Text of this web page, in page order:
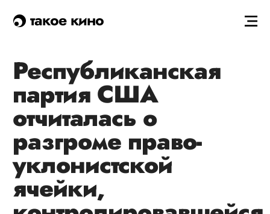
такое кино
Республиканская
партия США
отчиталась о
разгроме право-
уклонистской
ячейки,